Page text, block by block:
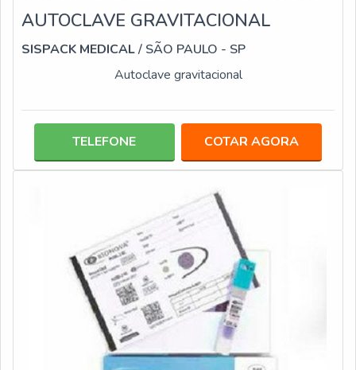
AUTOCLAVE GRAVITACIONAL
SISPACK MEDICAL/ SÃO PAULO - SP
Autoclave gravitacional
TELEFONE COTAR AGORA